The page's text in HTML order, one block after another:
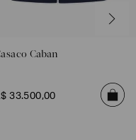
Caban
33.500,00